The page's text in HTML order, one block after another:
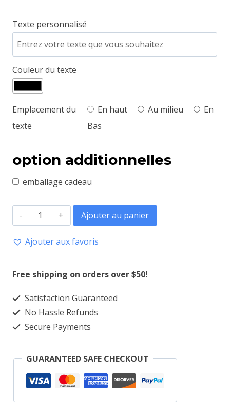
Texte personnalisé
Couleur du texte
Emplacement du
texte
En haut Au milieu
En
Bas
option additionnelles
emballage cadeau
quantité
Casquette
Ajouter au panier
Ajouter aux favoris
Free shipping on orders over $50!
Satisfaction Guaranteed
No Hassle Refunds
Secure Payments
GUARANTEED SAFE CHECKOUT